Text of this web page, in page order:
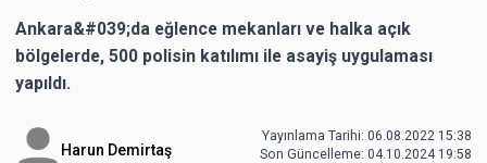
Ankara&#039;da eğlence mekanları ve halka açık
bölgelerde, 500 polisin katılımı ile asayiş uygulaması
yapıldı.
Harun Demirtaş
Yayınlama Tarihi: 06.08.2022 15:38
Son Güncelleme: 04.10.2024 19:58